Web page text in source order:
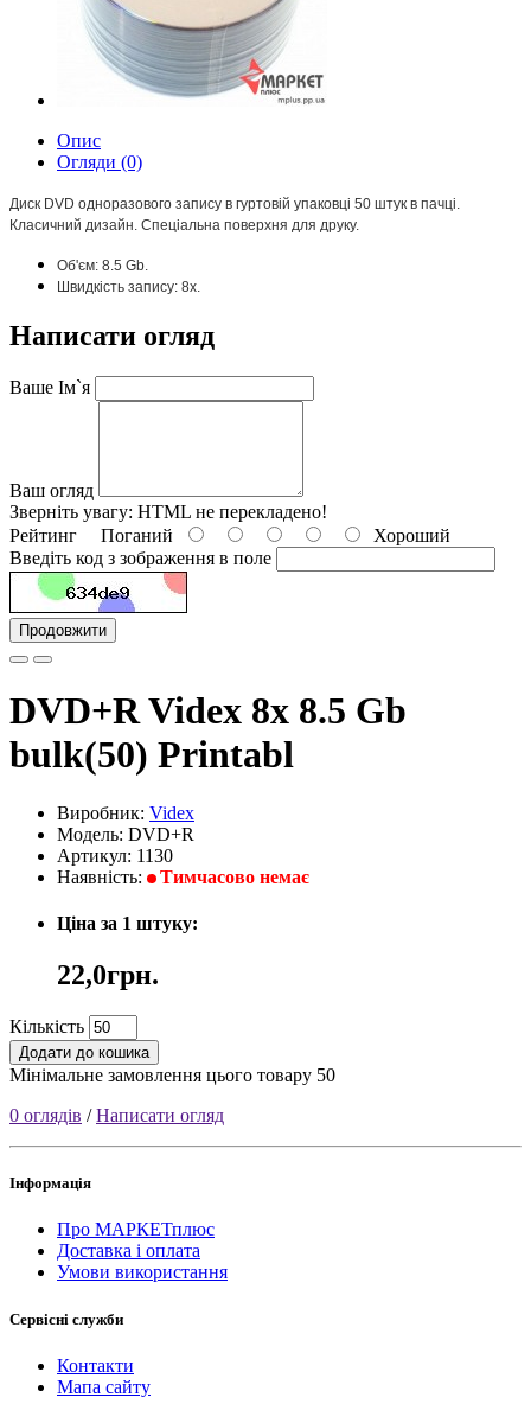
Опис
Огляди (0)
Диск DVD одноразового запису в гуртовій упаковці 50 штук в пачці.
Класичний дизайн. Спеціальна поверхня для друку.
Об'єм: 8.5 Gb.
Швидкість запису: 8х.
Написати огляд
Ваше Ім`я
Ваш огляд
Зверніть увагу: HTML не перекладено!
Рейтинг Поганий
Хороший
Введіть код з зображення в поле
Продовжити
DVD+R Videx 8x 8.5 Gb
bulk(50) Printabl
Виробник: Videx
Модель: DVD+R
Артикул: 1130
Наявність:
Тимчасово немає
Ціна за 1 штуку:
22,0грн.
Кількість
Додати до кошика
Мінімальне замовлення цього товару 50
0 оглядів /Написати огляд
Інформація
Про МАРКЕТплюс
Доставка і оплата
Умови використання
Сервісні служби
Контакти
Мапа сайту